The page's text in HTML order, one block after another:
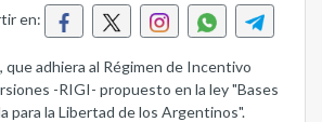
en:
que adhiera al Régimen de Incentivo
-RIGI- propuesto en la ley "Bases
para la Libertad de los Argentinos".